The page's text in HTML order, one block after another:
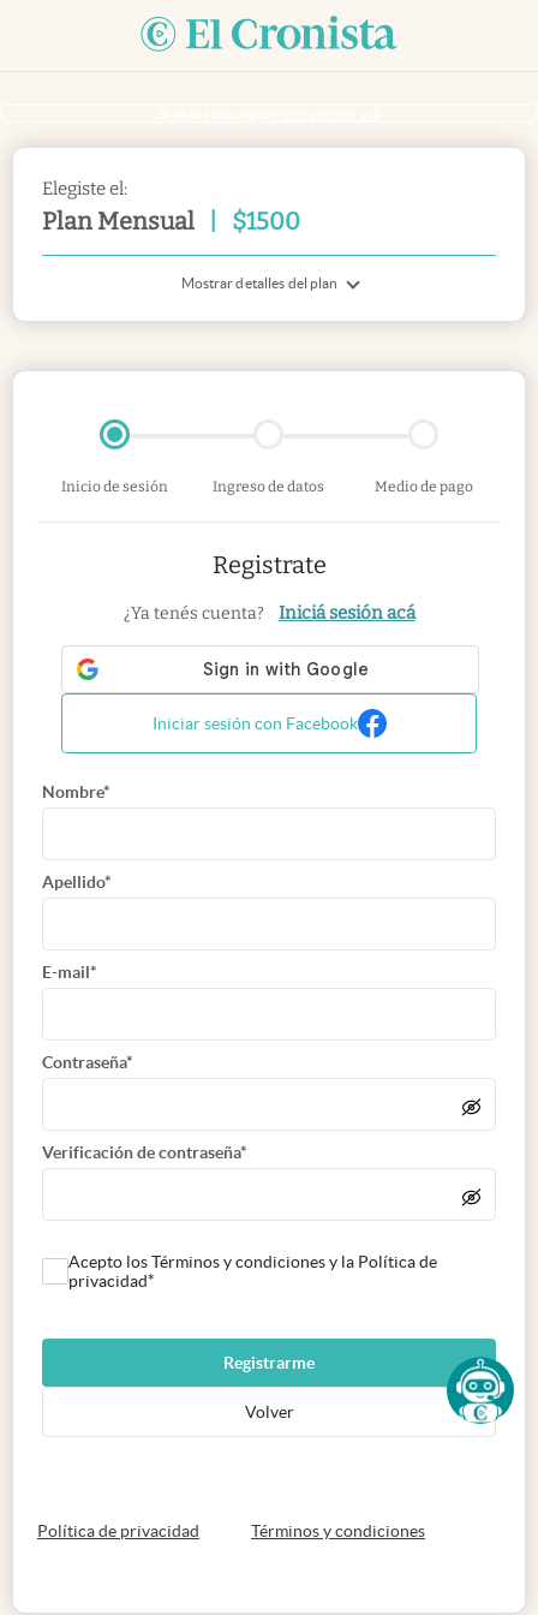
Elegiste el:
Plan Mensual $1500
Mostrar detalles del plan
Inicio de sesión Ingreso de datos Medio de pago
Registrate
¿Ya tenés cuenta? Iniciá sesión acá
Iniciar sesión con Facebook
Nombre*
Apellido*
E-mail*
Contraseña*
Verificación de contraseña*
Acepto los Términos y condiciones y la Política de
privacidad*
Registrarme
Volver
Política de privacidad abre en nueva pestaña
Términos y condicionesabre en nueva